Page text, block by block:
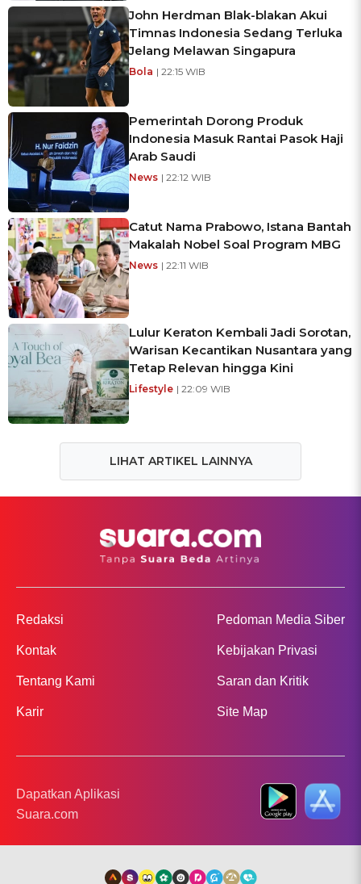
John Herdman Blak-blakan Akui
Timnas Indonesia Sedang Terluka
Jelang Melawan Singapura
Bola | 22:15 WIB
Pemerintah Dorong Produk
Indonesia Masuk Rantai Pasok Haji
Arab Saudi
News | 22:12 WIB
Catut Nama Prabowo, Istana Bantah
Makalah Nobel Soal Program MBG
News | 22:11 WIB
Lulur Keraton Kembali Jadi Sorotan,
Warisan Kecantikan Nusantara yang
Tetap Relevan hingga Kini
Lifestyle | 22:09 WIB
LIHAT ARTIKEL LAINNYA
Redaksi
Kontak
Tentang Kami
Karir
Pedoman Media Siber
Kebijakan Privasi
Saran dan Kritik
Site Map
Dapatkan Aplikasi
Suara.com